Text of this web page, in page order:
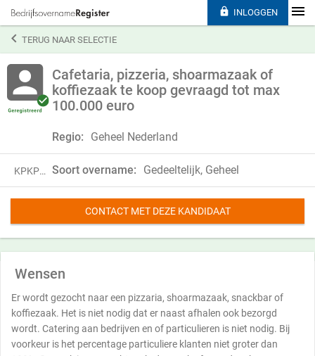
TERUG NAAR SELECTIE
Cafetaria, pizzeria, shoarmazaak of
koffiezaak te koop gevraagd tot max
100.000 euro
Regio: Geheel Nederland
KPKP25NTD07J Soort overname: Gedeeltelijk, Geheel
CONTACT MET DEZE KANDIDAAT
Wensen
Er wordt gezocht naar een pizzaria, shoarmazaak, snackbar of
koffiezaak. Het is niet nodig dat er naast afhalen ook bezorgd
wordt. Catering aan bedrijven en of particulieren is niet nodig. Bij
voorkeur is het percentage particuliere klanten niet groter dan
 INLOGGEN